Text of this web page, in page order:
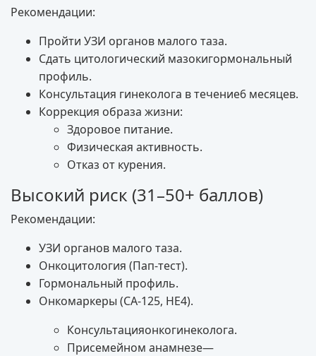
Рекомендации:
Пройти УЗИ органов малого таза.
Сдать цитологический мазокигормональный
профиль.
Консультация гинеколога в течение6 месяцев.
Коррекция образа жизни:
Здоровое питание.
Физическая активность.
Отказ от курения.
Высокий риск (31–50+ баллов)
Рекомендации:
УЗИ органов малого таза.
Онкоцитология (Пап-тест).
Гормональный профиль.
Онкомаркеры (CA-125, HE4).
Консультацияонкогинеколога.
Присемейном анамнезе—